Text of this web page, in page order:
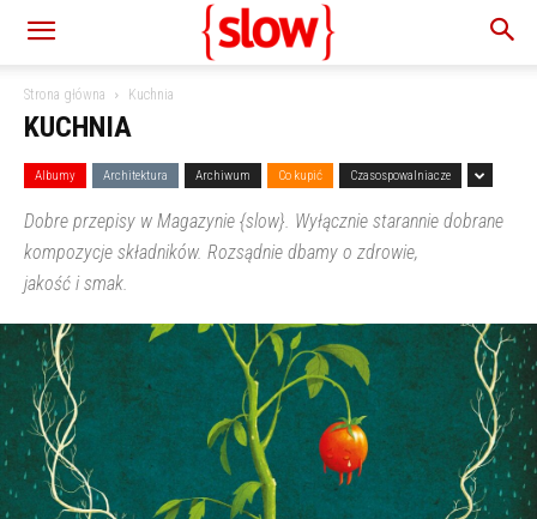
Strona główna Kuchnia
KUCHNIA
Albumy Architektura Archiwum Co kupić Czasospowalniacze
Dobre przepisy w Magazynie {slow}. Wyłącznie starannie dobrane
kompozycje składników. Rozsądnie dbamy o zdrowie,
jakość i smak.